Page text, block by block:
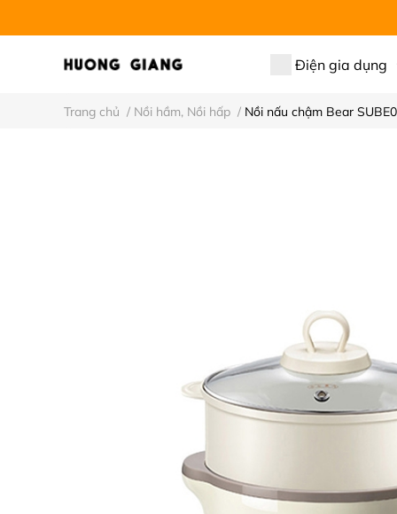
Điện gia dụng
Trang chủ / Nồi hầm, Nồi hấp / Nồi nấu chậm Bear